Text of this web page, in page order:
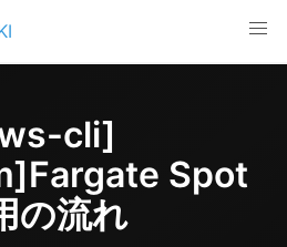
cli]
Spot
の流れ